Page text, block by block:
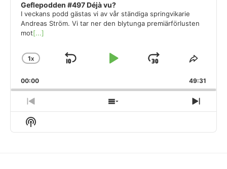
Geflepodden #497 Déjà vu?
I veckans podd gästas vi av vår ständiga springvikarie
Andreas Ström. Vi tar ner den blytunga premiärförlusten
mot[...]
CHANGE
RATE
1X
SKIP
PLAY JUMP
FORWARD
SHARE
00:00 49:31
PREVIOUS
EPISODE
SHOW
EPISODES
NEXT
Show
Podcast